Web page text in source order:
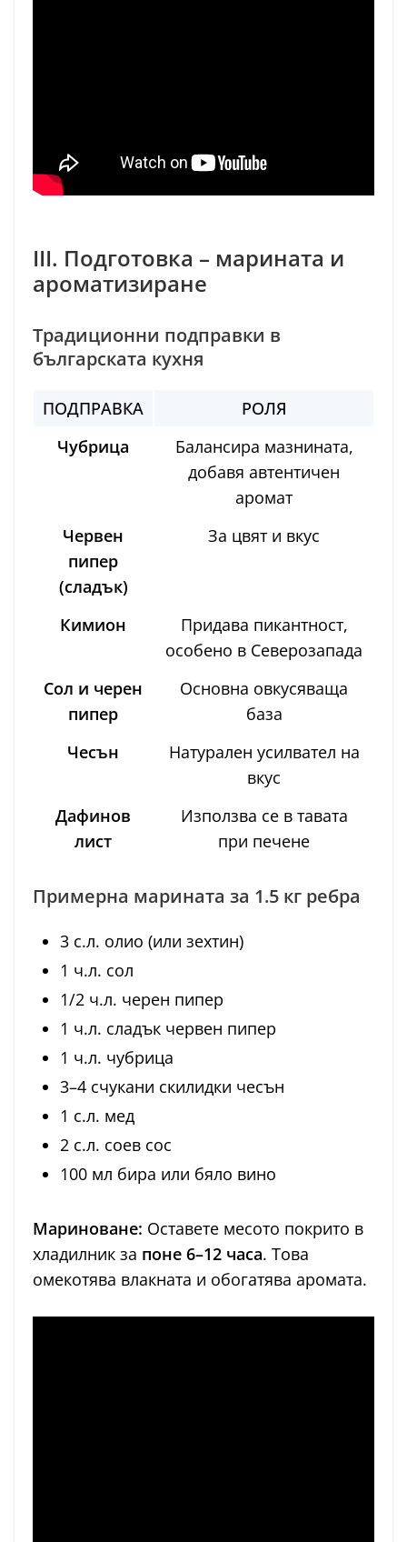
III. Подготовка – марината и
ароматизиране
Традиционни подправки в
българската кухня
ПОДПРАВКА
РОЛЯ
Чубрица
Балансира мазнината,
добавя автентичен
аромат
Червен
пипер
(сладък)
За цвят и вкус
Кимион
Придава пикантност,
особено в Северозапада
Сол и черен
пипер
Основна овкусяваща
база
Чесън
Натурален усилвател на
вкус
Дафинов
лист
Използва се в тавата
при печене
Примерна марината за 1.5 кг ребра
3 с.л. олио (или зехтин)
1 ч.л. сол
1/2 ч.л. черен пипер
1 ч.л. сладък червен пипер
1 ч.л. чубрица
3–4 счукани скилидки чесън
1 с.л. мед
2 с.л. соев сос
100 мл бира или бяло вино
Мариноване: Оставете месото покрито в
хладилник за поне 6–12 часа. Това
омекотява влакната и обогатява аромата.